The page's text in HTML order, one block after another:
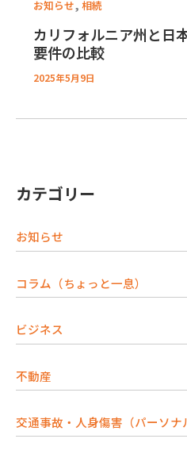
お知らせ, 相続
カリフォルニア州と日
要件の比較
2025年5月9日
カテゴリー
お知らせ
コラム（ちょっと一息）
ビジネス
不動産
交通事故・人身傷害（パーソナ